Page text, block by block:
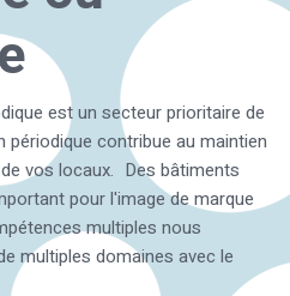
est un secteur prioritaire de
contribue au maintien
vos locaux. Des bâtiments
pour l'image de marque
multiples nous
multiples domaines avec le